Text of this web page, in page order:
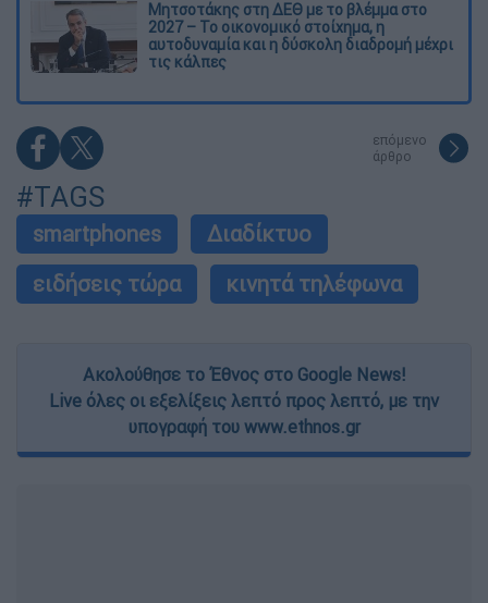
Μητσοτάκης στη ΔΕΘ με το βλέμμα στο
2027 – Το οικονομικό στοίχημα, η
αυτοδυναμία και η δύσκολη διαδρομή μέχρι
τις κάλπες
επόμενο
άρθρο
#TAGS
smartphones
Διαδίκτυο
ειδήσεις τώρα
κινητά τηλέφωνα
Ακολούθησε το Έθνος στο Google News!
Live όλες οι εξελίξεις λεπτό προς λεπτό, με την
υπογραφή του www.ethnos.gr